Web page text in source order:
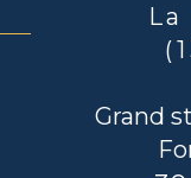
Grand